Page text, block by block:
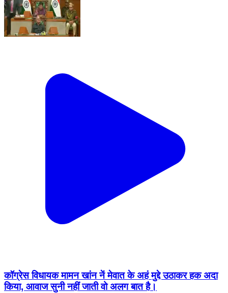
कॉग्रेस विधायक मामन खांन नें मेवात के अहं मुद्दे उठाकर हक अदा
किया, आवाज सुनी नहीं जाती वो अलग बात है।